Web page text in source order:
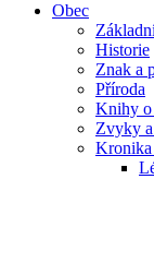
Obec
Historie
Znak a
Příroda
Knihy o
Zvyky
Kronika